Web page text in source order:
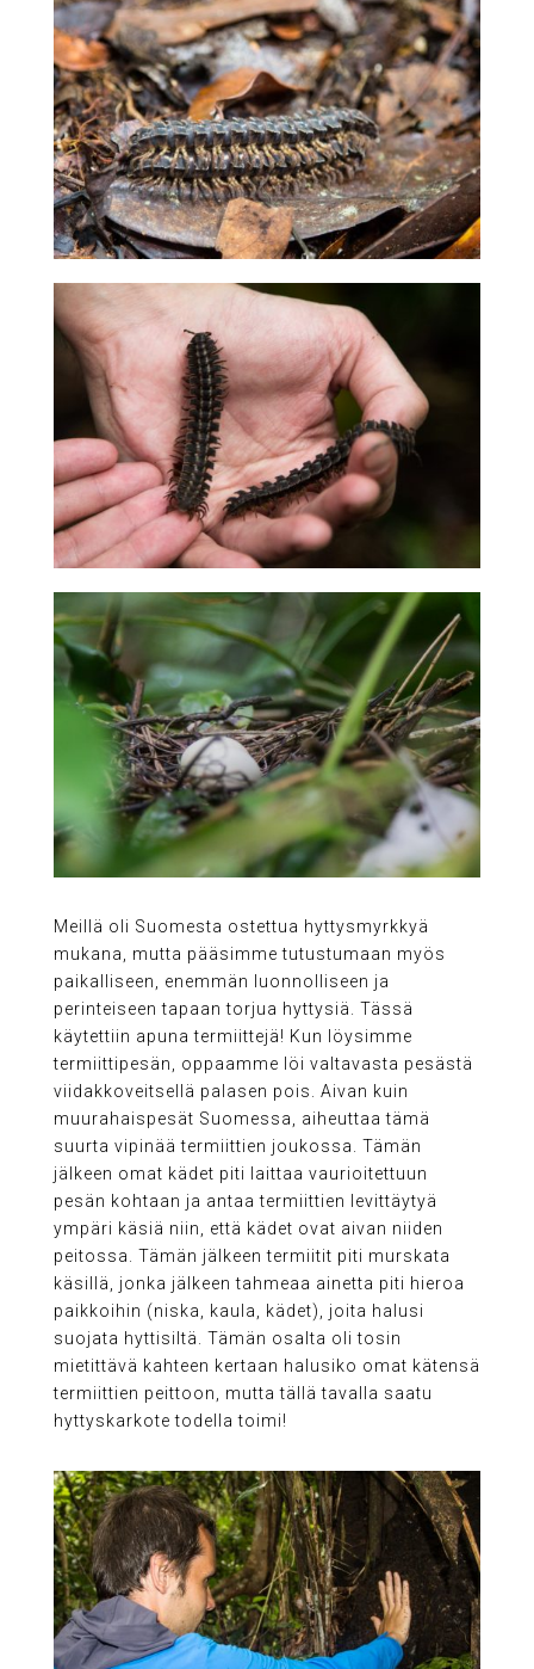
Meillä oli Suomesta ostettua hyttysmyrkkyä
mukana, mutta pääsimme tutustumaan myös
paikalliseen, enemmän luonnolliseen ja
perinteiseen tapaan torjua hyttysiä. Tässä
käytettiin apuna termiittejä! Kun löysimme
termiittipesän, oppaamme löi valtavasta pesästä
viidakkoveitsellä palasen pois. Aivan kuin
muurahaispesät Suomessa, aiheuttaa tämä
suurta vipinää termiittien joukossa. Tämän
jälkeen omat kädet piti laittaa vaurioitettuun
pesän kohtaan ja antaa termiittien levittäytyä
ympäri käsiä niin, että kädet ovat aivan niiden
peitossa. Tämän jälkeen termiitit piti murskata
käsillä, jonka jälkeen tahmeaa ainetta piti hieroa
paikkoihin (niska, kaula, kädet), joita halusi
suojata hyttisiltä. Tämän osalta oli tosin
mietittävä kahteen kertaan halusiko omat kätensä
termiittien peittoon, mutta tällä tavalla saatu
hyttyskarkote todella toimi!